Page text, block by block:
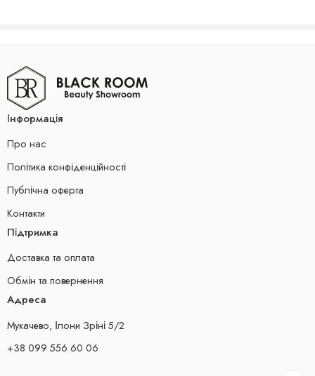
Інформація
Про нас
Політика конфіденційності
Публічна оферта
Контакти
Підтримка
Доставка та оплата
Обмін та повернення
Адреса
Мукачево, Ілони Зріні 5/2
+38 099 556 60 06